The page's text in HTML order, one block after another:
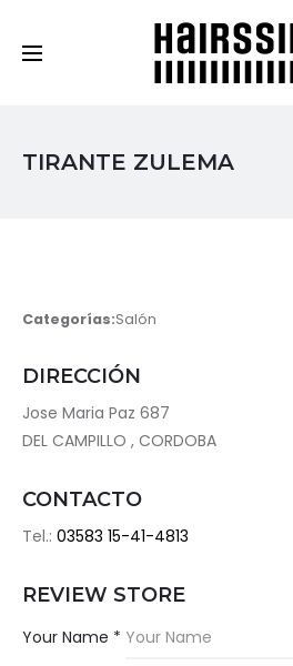
TIRANTE ZULEMA
Categorías:Salón
DIRECCIÓN
Jose Maria Paz 687
DEL CAMPILLO , CORDOBA
CONTACTO
Tel.: 03583 15-41-4813
REVIEW STORE
Your Name *